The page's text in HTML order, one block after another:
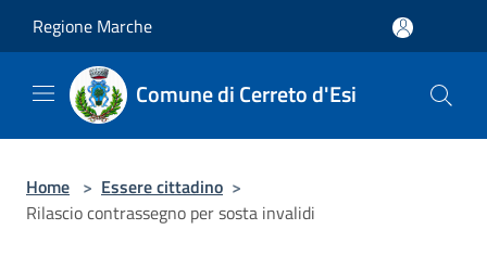
Regione Marche
Comune di Cerreto d'Esi
Home > Essere cittadino >
Rilascio contrassegno per sosta invalidi